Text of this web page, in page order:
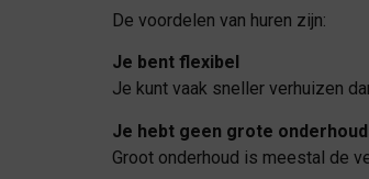
De voordelen van huren zijn:
Je bent flexibel
Je kunt vaak sneller verhuizen
Je hebt geen grote
Groot onderhoud is meestal de